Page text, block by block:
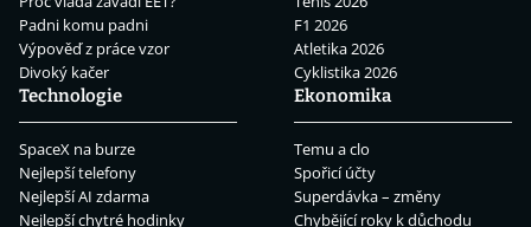
Padni komu padni
Výpověď z práce vzor
Divoký kačer
F1 2026
Atletika 2026
Cyklistika 2026
Technologie
SpaceX na burze
Nejlepší telefony
Nejlepší AI zdarma
Nejlepší chytré hodinky
Ekonomika
Temu a clo
Spořicí účty
Superdávka – změny
Chybějící roky k důchodu